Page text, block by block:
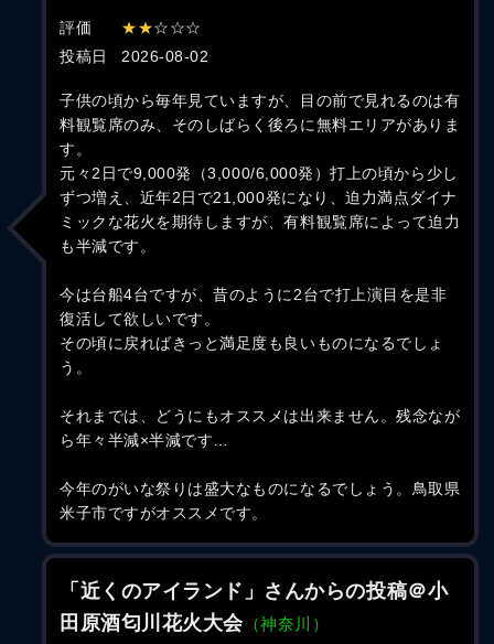
評価 ★★☆☆☆
投稿日
2026-08-02
子供の頃から毎年見ていますが、目の前で見れるのは有
料観覧席のみ、そのしばらく後ろに無料エリアがありま
す。
元々2日で9,000発（3,000/6,000発）打上の頃から少し
ずつ増え、近年2日で21,000発になり、迫力満点ダイナ
ミックな花火を期待しますが、有料観覧席によって迫力
も半減です。
今は台船4台ですが、昔のように2台で打上演目を是非
復活して欲しいです。
その頃に戻ればきっと満足度も良いものになるでしょ
う。
それまでは、どうにもオススメは出来ません。残念なが
ら年々半減×半減です…
今年のがいな祭りは盛大なものになるでしょう。鳥取県
米子市ですがオススメです。
「近くのアイランド」さんからの投稿＠小
田原酒匂川花火大会（神奈川）